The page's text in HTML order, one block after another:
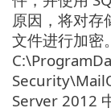
原因，将对存
文件进行加密
Server 2012